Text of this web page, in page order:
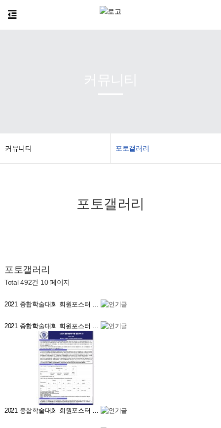
커뮤니티
포토갤러리
포토갤러리
포토갤러리
Total 492건 10 페이지
2021 종합학술대회 회원포스터 …
2021 종합학술대회 회원포스터 …
2021 종합학술대회 회원포스터 …